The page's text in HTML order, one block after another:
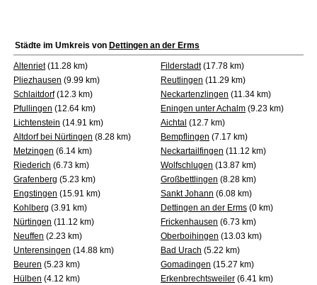
Städte im Umkreis von Dettingen an der Erms
Altenriet(11.28 km) Filderstadt(17.78 km)
Pliezhausen (9.99 km) Reutlingen (11.29 km)
Schlaitdorf(12.3 km) Neckartenzlingen (11.34 km)
Pfullingen (12.64 km) Eningen unter Achalm (9.23 km)
Lichtenstein (14.91 km) Aichtal (12.7 km)
Altdorf bei Nürtingen (8.28 km) Bempflingen (7.17 km)
Metzingen (6.14 km) Neckartailfingen (11.12 km)
Riederich (6.73 km) Wolfschlugen (13.87 km)
Grafenberg (5.23 km) Großbettlingen (8.28 km)
Engstingen (15.91 km) Sankt Johann (6.08 km)
Kohlberg (3.91 km) Dettingen an der Erms (0 km)
Nürtingen (11.12 km) Frickenhausen (6.73 km)
Neuffen (2.23 km) Oberboihingen (13.03 km)
Unterensingen (14.88 km) Bad Urach (5.22 km)
Beuren (5.23 km) Gomadingen (15.27 km)
Hülben (4.12 km) Erkenbrechtsweiler (6.41 km)